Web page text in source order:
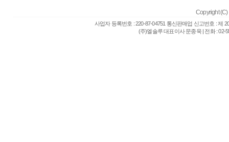
Copyright (C)
사업자 등록번호 : 220-87-04751 통신판매업 신고번호 : 제
(주)엘솔루 대표이사 문종욱 | 전화 : 02-